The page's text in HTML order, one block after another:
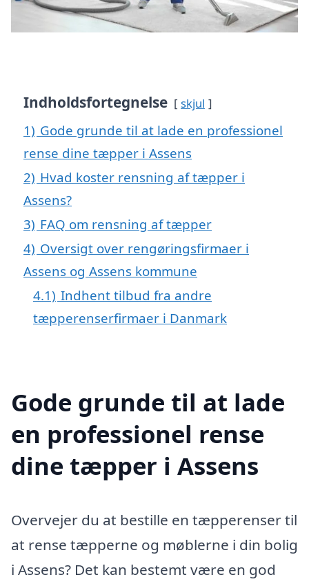
Indholdsfortegnelse skjul
1) Gode grunde til at lade en professionel
rense dine tæpper i Assens
2) Hvad koster rensning af tæpper i
Assens?
3) FAQ om rensning af tæpper
4) Oversigt over rengøringsfirmaer i
Assens og Assens kommune
4.1) Indhent tilbud fra andre
tæpperenserfirmaer i Danmark
Gode grunde til at lade
en professionel rense
dine tæpper i Assens
Overvejer du at bestille en tæpperenser til
at rense tæpperne og møblerne i din bolig
i Assens? Det kan bestemt være en god